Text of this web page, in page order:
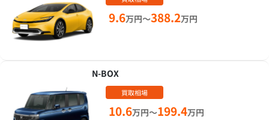
9.6万円～388.2万円
N-BOX
買取相場
10.6万円～199.4万円